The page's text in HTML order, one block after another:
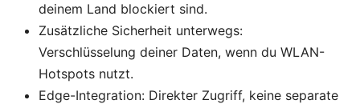
deinem Land blockiert sind.
Zusätzliche Sicherheit unterwegs:
Verschlüsselung deiner Daten, wenn du WLAN-
Hotspots nutzt.
Edge-Integration: Direkter Zugriff, keine separate